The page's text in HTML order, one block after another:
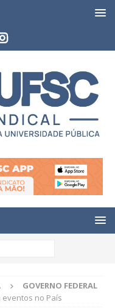
GOVERNO FEDERAL
no País